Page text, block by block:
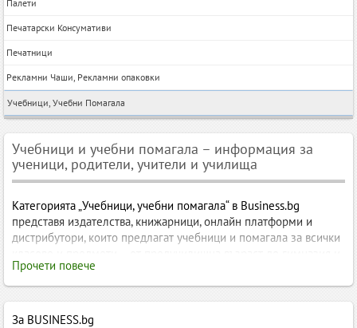
Палети
Печатарски Консумативи
Печатници
Рекламни Чаши, Рекламни опаковки
Учебници, Учебни Помагала
Учебници и учебни помагала – информация за
ученици, родители, учители и училища
Категорията „Учебници, учебни помагала“ в Business.bg
представя издателства, книжарници, онлайн платформи и
дистрибутори, които предлагат учебници и помагала за всички
професионално образование. Тук ще намерите работни
тетрадки, сборници, тестове, атласи, езикови помагала и
ресурси за подготовка за НВО, матури, кандидатстудентски и
международни изпити.
Прочети повече
За BUSINESS.bg